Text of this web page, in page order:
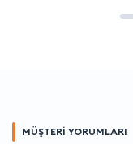
MÜŞTERİ YORUMLARI